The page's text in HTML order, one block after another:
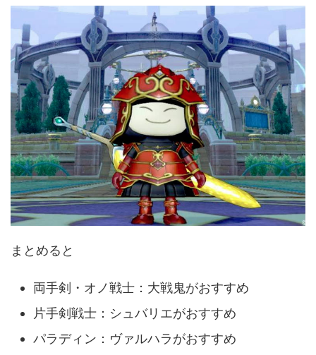
まとめると
両手剣・オノ戦士：大戦鬼がおすすめ
片手剣戦士：シュバリエがおすすめ
パラディン：ヴァルハラがおすすめ